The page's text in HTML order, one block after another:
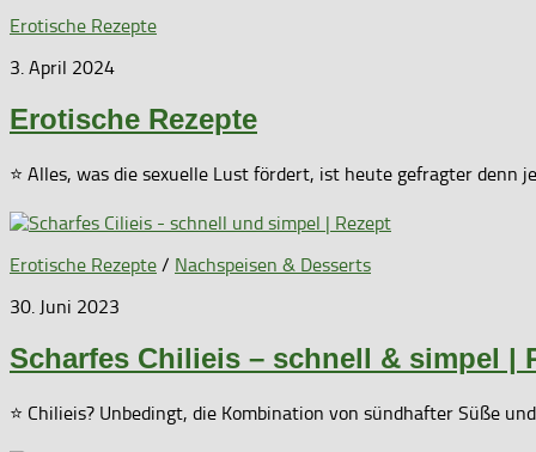
Erotische Rezepte
3. April 2024
Erotische Rezepte
⭐ Alles, was die sexuelle Lust fördert, ist heute gefragter
Erotische Rezepte / Nachspeisen & Desserts
30. Juni 2023
Scharfes Chilieis – schnell & simpel |
⭐ Chilieis? Unbedingt, die Kombination von sündhafter Süße